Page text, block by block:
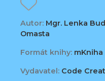
Autor: Mgr. Lenka
Omasta
Formát knihy: mKniha
Vydavatel: Code